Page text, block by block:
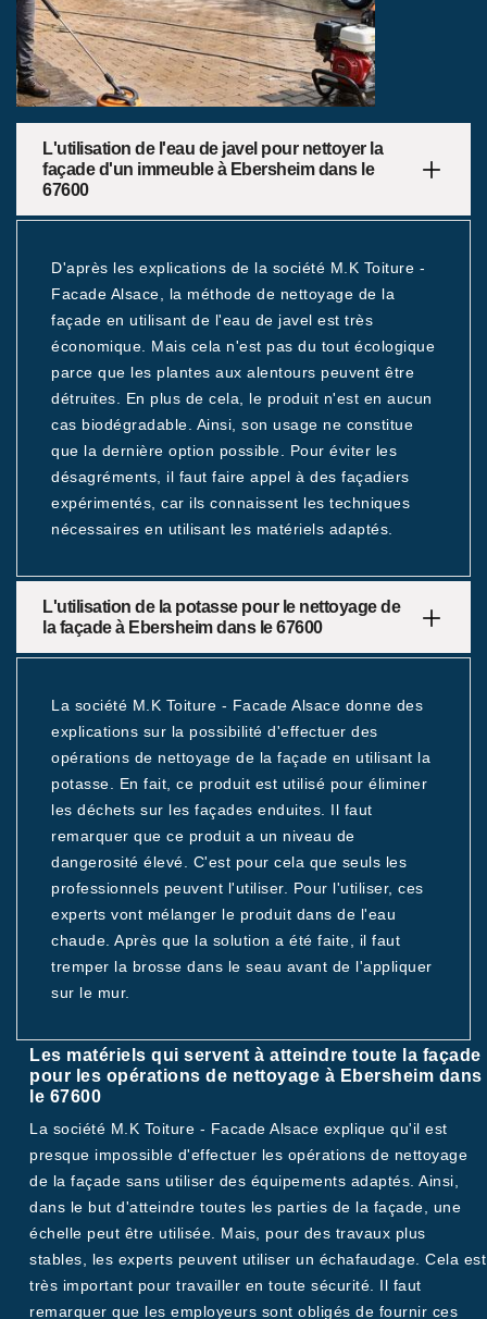
L'utilisation de l'eau de javel pour nettoyer la
façade d'un immeuble à Ebersheim dans le
67600
D'après les explications de la société M.K Toiture -
Facade Alsace, la méthode de nettoyage de la
façade en utilisant de l'eau de javel est très
économique. Mais cela n'est pas du tout écologique
parce que les plantes aux alentours peuvent être
détruites. En plus de cela, le produit n'est en aucun
cas biodégradable. Ainsi, son usage ne constitue
que la dernière option possible. Pour éviter les
désagréments, il faut faire appel à des façadiers
expérimentés, car ils connaissent les techniques
nécessaires en utilisant les matériels adaptés.
L'utilisation de la potasse pour le nettoyage de
la façade à Ebersheim dans le 67600
La société M.K Toiture - Facade Alsace donne des
explications sur la possibilité d'effectuer des
opérations de nettoyage de la façade en utilisant la
potasse. En fait, ce produit est utilisé pour éliminer
les déchets sur les façades enduites. Il faut
remarquer que ce produit a un niveau de
dangerosité élevé. C'est pour cela que seuls les
professionnels peuvent l'utiliser. Pour l'utiliser, ces
experts vont mélanger le produit dans de l'eau
chaude. Après que la solution a été faite, il faut
tremper la brosse dans le seau avant de l'appliquer
sur le mur.
Les matériels qui servent à atteindre toute la façade
pour les opérations de nettoyage à Ebersheim dans
le 67600
La société M.K Toiture - Facade Alsace explique qu'il est
presque impossible d'effectuer les opérations de nettoyage
de la façade sans utiliser des équipements adaptés. Ainsi,
dans le but d'atteindre toutes les parties de la façade, une
échelle peut être utilisée. Mais, pour des travaux plus
stables, les experts peuvent utiliser un échafaudage. Cela est
très important pour travailler en toute sécurité. Il faut
remarquer que les employeurs sont obligés de fournir ces